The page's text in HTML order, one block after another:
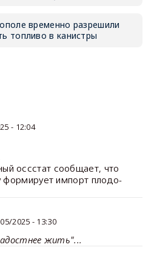
временно разрешили
топливо в канистры
- 12:04
оссстат сообщает, что
импорт плодо-
2025 - 13:30
жить"...